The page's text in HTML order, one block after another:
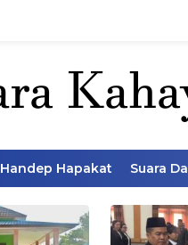
Handep Hapakat Suara